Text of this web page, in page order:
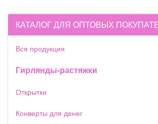
КАТАЛОГ ДЛЯ ОПТОВЫХ
Вся продукция
Гирлянды-растяжки
Открытки
Конверты для денег